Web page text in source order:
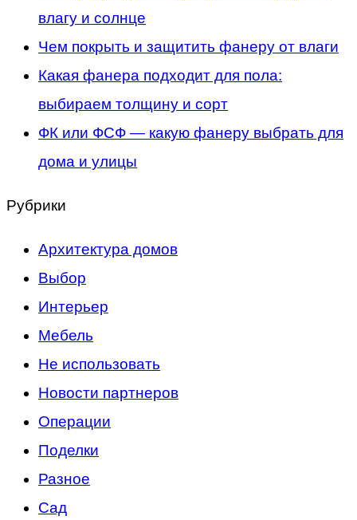
влагу и солнце
Чем покрыть и защитить фанеру от влаги
Какая фанера подходит для пола:
выбираем толщину и сорт
ФК или ФСФ — какую фанеру выбрать для
дома и улицы
Рубрики
Архитектура домов
Выбор
Интерьер
Мебель
Не использовать
Новости партнеров
Операции
Поделки
Разное
Сад